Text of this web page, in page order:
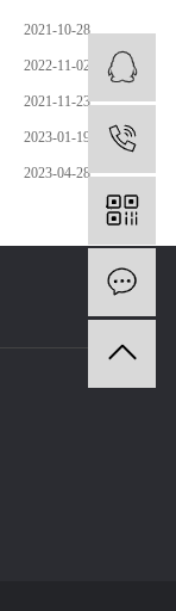
2021-10-28
2022-11-02
2021-11-23
2023-01-19
2023-04-28